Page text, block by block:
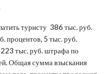
туристу 386 тыс. руб.
процентов, 5 тыс. руб.
тыс. руб. штрафа по
Общая сумма взыскания